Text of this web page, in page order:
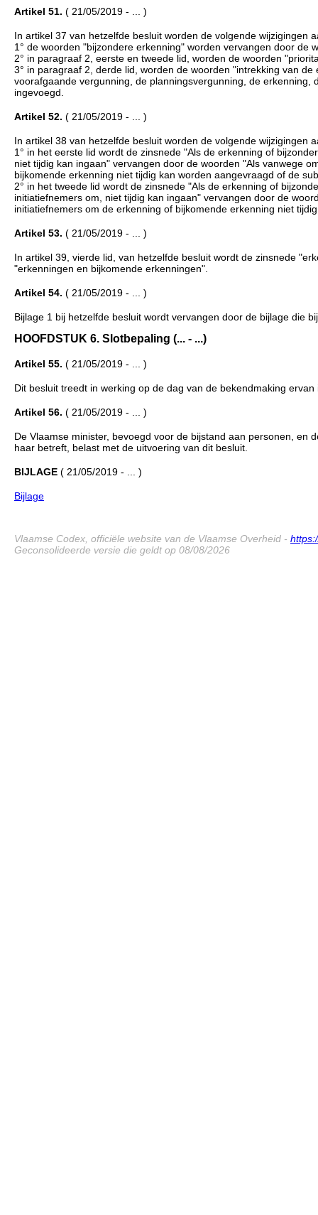
Artikel 51. ( 21/05/2019 - ... )
In artikel 37 van hetzelfde besluit worden de volgende wijzigingen
1° de woorden "bijzondere erkenning" worden vervangen door de
2° in paragraaf 2, eerste en tweede lid, worden de woorden
3° in paragraaf 2, derde lid, worden de woorden "intrekking van
voorafgaande vergunning, de planningsvergunning, de
ingevoegd.
Artikel 52. ( 21/05/2019 - ... )
In artikel 38 van hetzelfde besluit worden de volgende wijzigingen
1° in het eerste lid wordt de zinsnede "Als de erkenning of
niet tijdig kan ingaan" vervangen door de woorden "Als vanwege
bijkomende erkenning niet tijdig kan worden aangevraagd of de
2° in het tweede lid wordt de zinsnede "Als de erkenning of
initiatiefnemers om, niet tijdig kan ingaan" vervangen door de
initiatiefnemers om de erkenning of bijkomende erkenning niet
Artikel 53. ( 21/05/2019 - ... )
In artikel 39, vierde lid, van hetzelfde besluit wordt de zinsnede
"erkenningen en bijkomende erkenningen".
Artikel 54. ( 21/05/2019 - ... )
Bijlage 1 bij hetzelfde besluit wordt vervangen door de bijlage die
HOOFDSTUK 6. Slotbepaling (... - ...)
Artikel 55. ( 21/05/2019 - ... )
Dit besluit treedt in werking op de dag van de bekendmaking
Artikel 56. ( 21/05/2019 - ... )
De Vlaamse minister, bevoegd voor de bijstand aan personen, en
haar betreft, belast met de uitvoering van dit besluit.
BIJLAGE ( 21/05/2019 - ... )
Bijlage
Vlaamse Codex, officiële website van de Vlaamse Overheid -
Geconsolideerde versie die geldt op 08/08/2026